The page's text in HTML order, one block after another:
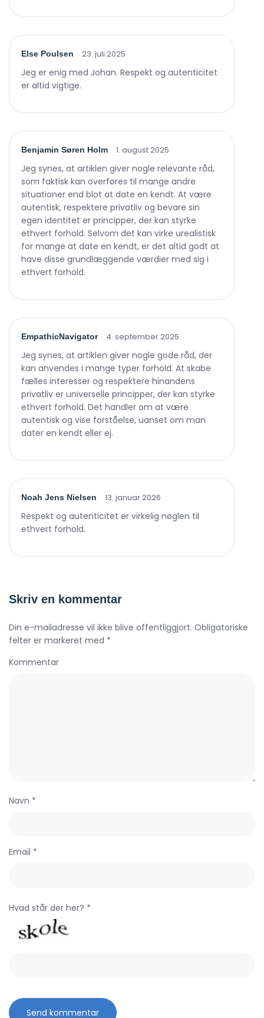
Else Poulsen 23. juli 2025
Jeg er enig med Johan. Respekt og autenticitet
er altid vigtige.
Benjamin Søren Holm 1. august 2025
Jeg synes, at artiklen giver nogle relevante råd,
som faktisk kan overføres til mange andre
situationer end blot at date en kendt. At være
autentisk, respektere privatliv og bevare sin
egen identitet er principper, der kan styrke
ethvert forhold. Selvom det kan virke urealistisk
for mange at date en kendt, er det altid godt at
have disse grundlæggende værdier med sig i
ethvert forhold.
EmpathicNavigator 4. september 2025
Jeg synes, at artiklen giver nogle gode råd, der
kan anvendes i mange typer forhold. At skabe
fælles interesser og respektere hinandens
privatliv er universelle principper, der kan styrke
ethvert forhold. Det handler om at være
autentisk og vise forståelse, uanset om man
dater en kendt eller ej.
Noah Jens Nielsen 13. januar 2026
Respekt og autenticitet er virkelig nøglen til
ethvert forhold.
Skriv en kommentar
Din e-mailadresse vil ikke blive offentliggjort. Obligatoriske
felter er markeret med *
Kommentar
Navn *
Email *
Hvad står der her? *